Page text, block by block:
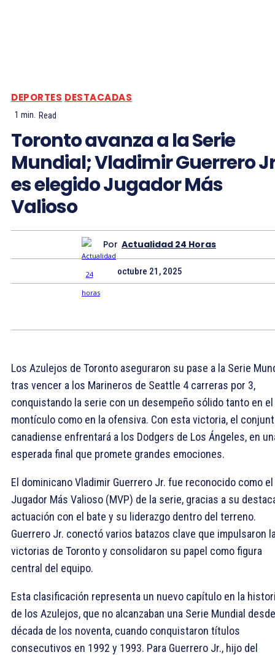
DEPORTES DESTACADAS
1 min. Read
Toronto avanza a la Serie
Mundial; Vladimir Guerrero
es elegido Jugador Más
Valioso
Por Actualidad 24 Horas
octubre 21, 2025
Los Azulejos de Toronto aseguraron su pase a la Serie
tras vencer a los Marineros de Seattle 4 carreras por 3,
conquistando la serie con un desempeño sólido tanto en el
montículo como en la ofensiva. Con esta victoria, el
canadiense enfrentará a los Dodgers de Los Ángeles, en
esperada final que promete grandes emociones.
El dominicano Vladimir Guerrero Jr. fue reconocido como el
Jugador Más Valioso (MVP) de la serie, gracias a su
actuación con el bate y su liderazgo dentro del terreno.
Guerrero Jr. conectó varios batazos clave que impulsaron
victorias de Toronto y consolidaron su papel como figura
central del equipo.
Esta clasificación representa un nuevo capítulo en la
de los Azulejos, que no alcanzaban una Serie Mundial
década de los noventa, cuando conquistaron títulos
consecutivos en 1992 y 1993. Para Guerrero Jr., hijo del